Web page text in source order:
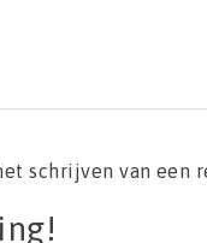
schrijven van een